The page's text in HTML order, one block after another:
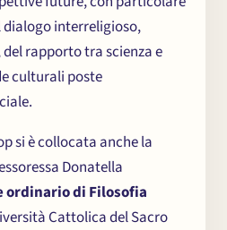
interreligioso,
rapporto tra scienza e
culturali poste
si è collocata anche la
Donatella
ordinario di Filosofia
Cattolica del Sacro